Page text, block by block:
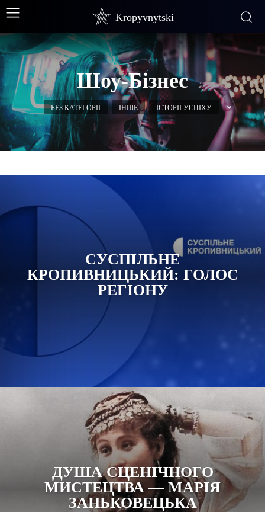
Kropyvnytski
Шоу-Бізнес
БЕЗ КАТЕГОРІЇ ІНШЕ ІСТОРІЇ УСПІХУ
СУСПІЛЬНЕ
КРОПИВНИЦЬКИЙ: ГОЛОС
РЕГІОНУ
ДУША СЦЕНІЧНОГО
МИСТЕЦТВА — МАРІЯ
ЗАНЬКОВЕЦЬКА